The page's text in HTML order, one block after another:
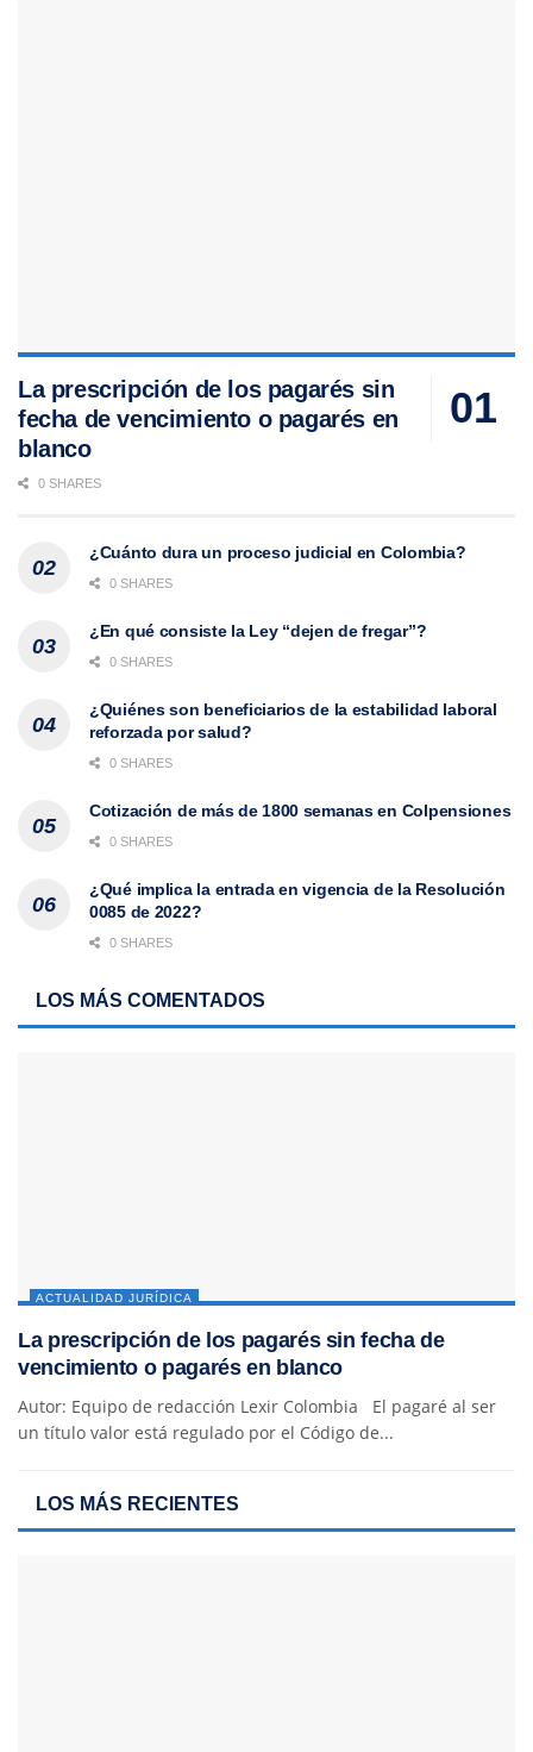
La prescripción de los pagarés sin
fecha de vencimiento o pagarés en
blanco
0 SHARES
¿Cuánto dura un proceso judicial en Colombia?
0 SHARES
¿En qué consiste la Ley “dejen de fregar”?
0 SHARES
¿Quiénes son beneficiarios de la estabilidad laboral
reforzada por salud?
0 SHARES
Cotización de más de 1800 semanas en Colpensiones
0 SHARES
¿Qué implica la entrada en vigencia de la Resolución
0085 de 2022?
0 SHARES
LOS MÁS COMENTADOS
ACTUALIDAD JURÍDICA
La prescripción de los pagarés sin fecha de
vencimiento o pagarés en blanco
Autor: Equipo de redacción Lexir Colombia El pagaré al ser
un título valor está regulado por el Código de...
LOS MÁS RECIENTES